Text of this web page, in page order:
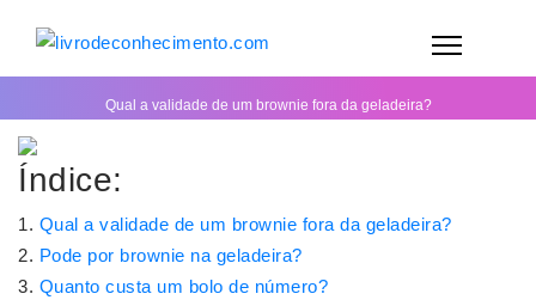
Qual a validade de um brownie fora da geladeira?
Índice:
Qual a validade de um brownie fora da geladeira?
Pode por brownie na geladeira?
Quanto custa um bolo de número?